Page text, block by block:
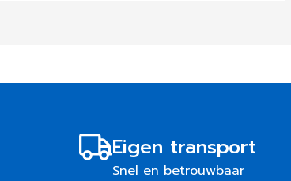
Eigen transport
Snel en betrouwbaar